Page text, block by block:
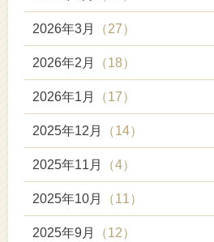
2026年3月 （27）
2026年2月 （18）
2026年1月 （17）
2025年12月 （14）
2025年11月 （4）
2025年10月 （11）
2025年9月 （12）